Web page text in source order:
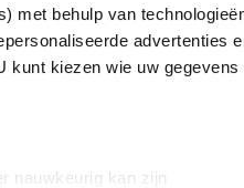
met behulp van
advertenties
kunt kiezen wie uw gegevens
nauwkeurig kan zijn